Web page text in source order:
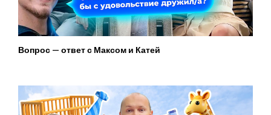
Вопрос — ответ с Максом и Катей